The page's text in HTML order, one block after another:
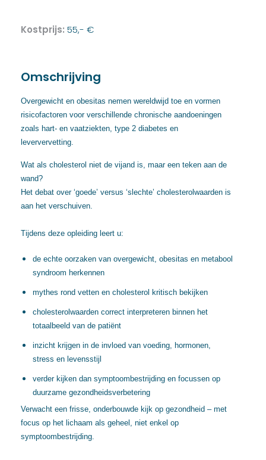
Kostprijs: 55,- €
Omschrijving
Overgewicht en obesitas nemen wereldwijd toe en vormen
risicofactoren voor verschillende chronische aandoeningen
zoals hart- en vaatziekten, type 2 diabetes en
leververvetting.
Wat als cholesterol niet de vijand is, maar een teken aan de
wand?
Het debat over ‘goede’ versus ‘slechte’ cholesterolwaarden is
aan het verschuiven.
Tijdens deze opleiding leert u:
de echte oorzaken van overgewicht, obesitas en metabool
syndroom herkennen
mythes rond vetten en cholesterol kritisch bekijken
cholesterolwaarden correct interpreteren binnen het
totaalbeeld van de patiënt
inzicht krijgen in de invloed van voeding, hormonen,
stress en levensstijl
verder kijken dan symptoombestrijding en focussen op
duurzame gezondheidsverbetering
Verwacht een frisse, onderbouwde kijk op gezondheid – met
focus op het lichaam als geheel, niet enkel op
symptoombestrijding.